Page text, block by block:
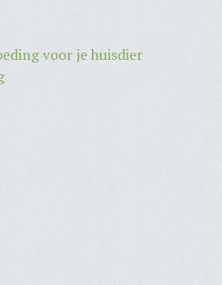
voor je huisdier